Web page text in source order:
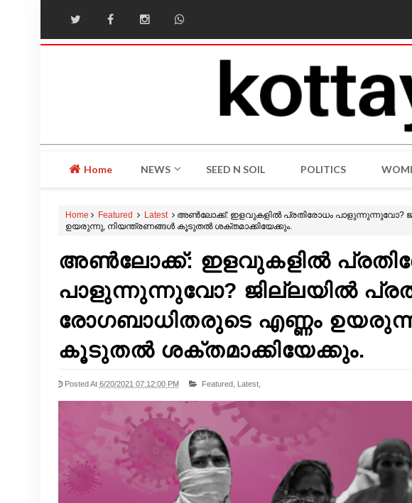
Home NEWS SEED N SOIL POLITICS
Home Featured Latest
അൺലോക്ക്: ഇളവുകളിൽ പ്രതിരോധം പാളുന്നുന്നുവോ?
ഉയരുന്നു, നിയന്ത്രണങ്ങൾ കൂടുതൽ ശക്തമാക്കിയേക്കും.
അൺലോക്ക്: ഇളവുകളിൽ
പാളുന്നുന്നുവോ? ജില്ലയിൽ
രോഗബാധിതരുടെ എണ്ണം
കൂടുതൽ ശക്തമാക്കിയേക്കും.
Posted At 6/20/2021 07:12:00 PM Featured, Latest,